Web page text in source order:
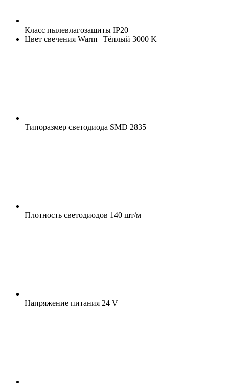
Класс пылевлагозащиты IP20
Цвет свечения Warm | Тёплый 3000 K
Типоразмер светодиода SMD 2835
Плотность светодиодов 140 шт/м
Напряжение питания 24 V